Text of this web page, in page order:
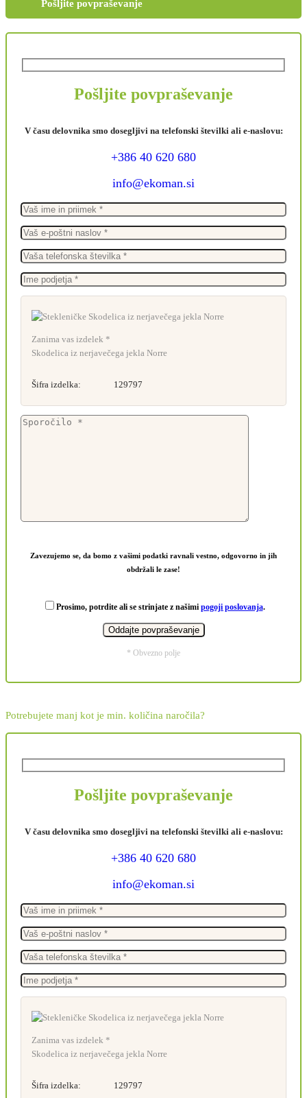
Pošljite povpraševanje
Pošljite povpraševanje
V času delovnika smo dosegljivi na telefonski številki ali e-naslovu:
+386 40 620 680
info@ekoman.si
Zanima vas izdelek *
Skodelica iz nerjavečega jekla Norre
Šifra izdelka: 129797
Zavezujemo se, da bomo z vašimi podatki ravnali vestno, odgovorno in jih
obdržali le zase!
Prosimo, potrdite ali se strinjate z našimi pogoji poslovanja.
* Obvezno polje
Potrebujete manj kot je min. količina naročila?
Pošljite povpraševanje
V času delovnika smo dosegljivi na telefonski številki ali e-naslovu:
+386 40 620 680
info@ekoman.si
Zanima vas izdelek *
Skodelica iz nerjavečega jekla Norre
Šifra izdelka: 129797